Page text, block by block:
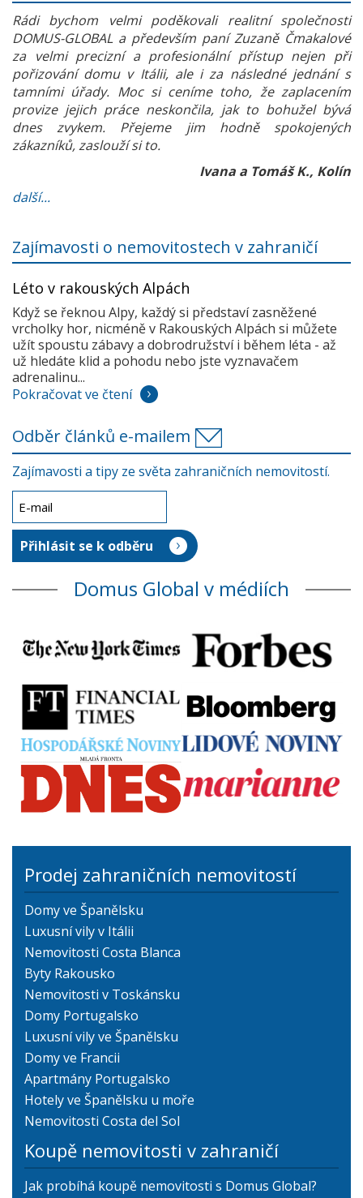
Rádi bychom velmi poděkovali realitní společnosti
DOMUS-GLOBAL a především paní Zuzaně Čmakalové
za velmi precizní a profesionální přístup nejen při
pořizování domu v Itálii, ale i za následné jednání s
tamními úřady. Moc si ceníme toho, že zaplacením
provize jejich práce neskončila, jak to bohužel bývá
dnes zvykem. Přejeme jim hodně spokojených
zákazníků, zaslouží si to.
Ivana a Tomáš K., Kolín
další...
Zajímavosti o nemovitostech v zahraničí
Léto v rakouských Alpách
Když se řeknou Alpy, každý si představí zasněžené
vrcholky hor, nicméně v Rakouských Alpách si můžete
užít spoustu zábavy a dobrodružství i během léta - až
už hledáte klid a pohodu nebo jste vyznavačem
adrenalinu...
Pokračovat ve čtení
Odběr článků e-mailem
Zajímavosti a tipy ze světa zahraničních nemovitostí.
Domus Global v médiích
Prodej zahraničních nemovitostí
Domy ve Španělsku
Luxusní vily v Itálii
Nemovitosti Costa Blanca
Byty Rakousko
Nemovitosti v Toskánsku
Domy Portugalsko
Luxusní vily ve Španělsku
Domy ve Francii
Apartmány Portugalsko
Hotely ve Španělsku u moře
Nemovitosti Costa del Sol
Koupě nemovitosti v zahraničí
Jak probíhá koupě nemovitosti s Domus Global?